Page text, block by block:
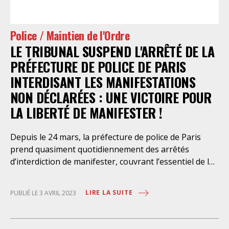
avaient proposé des mesures simples : par exemple,
que le responsable d’unité sur place vérifie le respect
de cette
Police / Maintien de l'Ordre
LE TRIBUNAL SUSPEND L'ARRÊTÉ DE LA
PRÉFECTURE DE POLICE DE PARIS
INTERDISANT LES MANIFESTATIONS
NON DÉCLARÉES : UNE VICTOIRE POUR
LA LIBERTÉ DE MANIFESTER !
Depuis le 24 mars, la préfecture de police de Paris
prend quasiment quotidiennement des arrêtés
d’interdiction de manifester, couvrant l’essentiel de la
publications sur des sites internet différents ; – des
PUBLIÉ LE 3 AVRIL 2023 LIRE LA SUITE